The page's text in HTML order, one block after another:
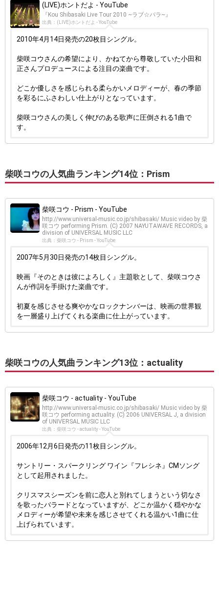
(LIVE)ホントだよ - YouTube
『Kou Shibasaki Live Tour 2010 ~ラブ☆パラ~』
出典：(LIVE)ホントだよ - YouTube
2010年4月14日発売の20枚目シングル。
柴咲コウさんの希望により、かねてから尊敬していた小田和
正さんプロデュースによる注目の楽曲です。
どこか優しさを感じられる柔らかいメロディーが、春の季節
を彩るにふさわしい仕上がりとなっています。
柴咲コウさんの美しく伸びのある歌声に圧倒される1曲で
す。
柴咲コウの人気曲ランキング14位：Prism
柴咲コウ - Prism - YouTube
http://www.universal-music.co.jp/shibasaki/ Music video by 柴
咲コウ performing Prism. (C) 2007 NAYUTAWAVE RECORDS, a
division of UNIVERSAL MUSIC LLC
出典：柴咲コウ - Prism - YouTube
2007年5月30日発売の14枚目シングル。
映画『そのときは彼によろしく』主題歌として、柴咲コウさ
んが作詞を手掛けた楽曲です。
初夏を感じさせる爽やかなロックナンバーは、映画の世界観
を一層盛り上げてくれる楽曲に仕上がっています。
柴咲コウの人気曲ランキング13位：actuality
柴咲コウ - actuality - YouTube
http://www.universal-music.co.jp/shibasaki/ Music video by 柴
咲コウ performing actuality. (C) 2006 UNIVERSAL J, a division
of UNIVERSAL MUSIC LLC
出典：柴咲コウ - actuality - YouTube
2006年12月6日発売の11枚目シングル。
サントリー・スパークリング ワイン『フレシネ』CMソング
として起用されました。
クリスマスシーズンを前に恋人と別れてしまうという切なさ
を歌ったバラードとなっていますが、どこか温かく穏やかな
メロディーが希望や未来を感じさせてくれる温かい1曲に仕
上げられています。